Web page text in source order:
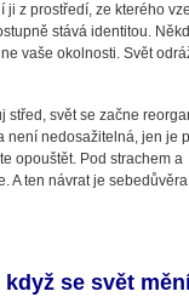
z prostředí, ze kterého
stává identitou.
vaše okolnosti. Svět
střed, svět se začne
není nedosažitelná, jen je
opouštět. Pod strachem a
A ten návrat je
se svět